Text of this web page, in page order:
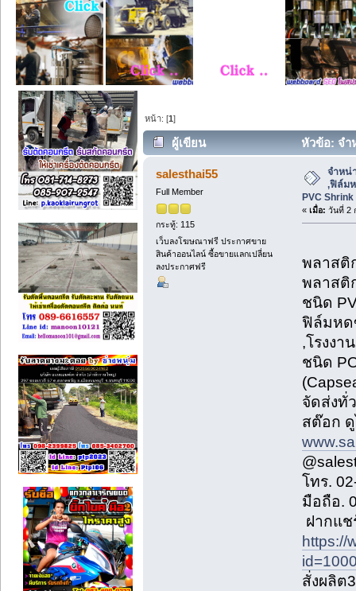
หน้า: [1]
ผู้เขียน
หัวข้อ: จำ
ฟิล์มหด PVC Shrink Film จัดส่ง (อ่าน
salesthai55
Full Member
กระทู้: 115
เว็บลงโฆษณาฟรี ประกาศขาย
สินค้าออนไลน์ ซื้อขายแลกเปลี่ยน
ลงประกาศฟรี
จำหน่
,ฟิล์ม
PVC
« เมื่อ: วันที่ 2
พลาสติ
พลาสติ
ชนิด
ฟิล์มหด
,โรงง
ชนิด
จัดส่งทั่
สต๊อก
โทร.
มือถือ.
ฝากแช
https://
สั่งผลิต